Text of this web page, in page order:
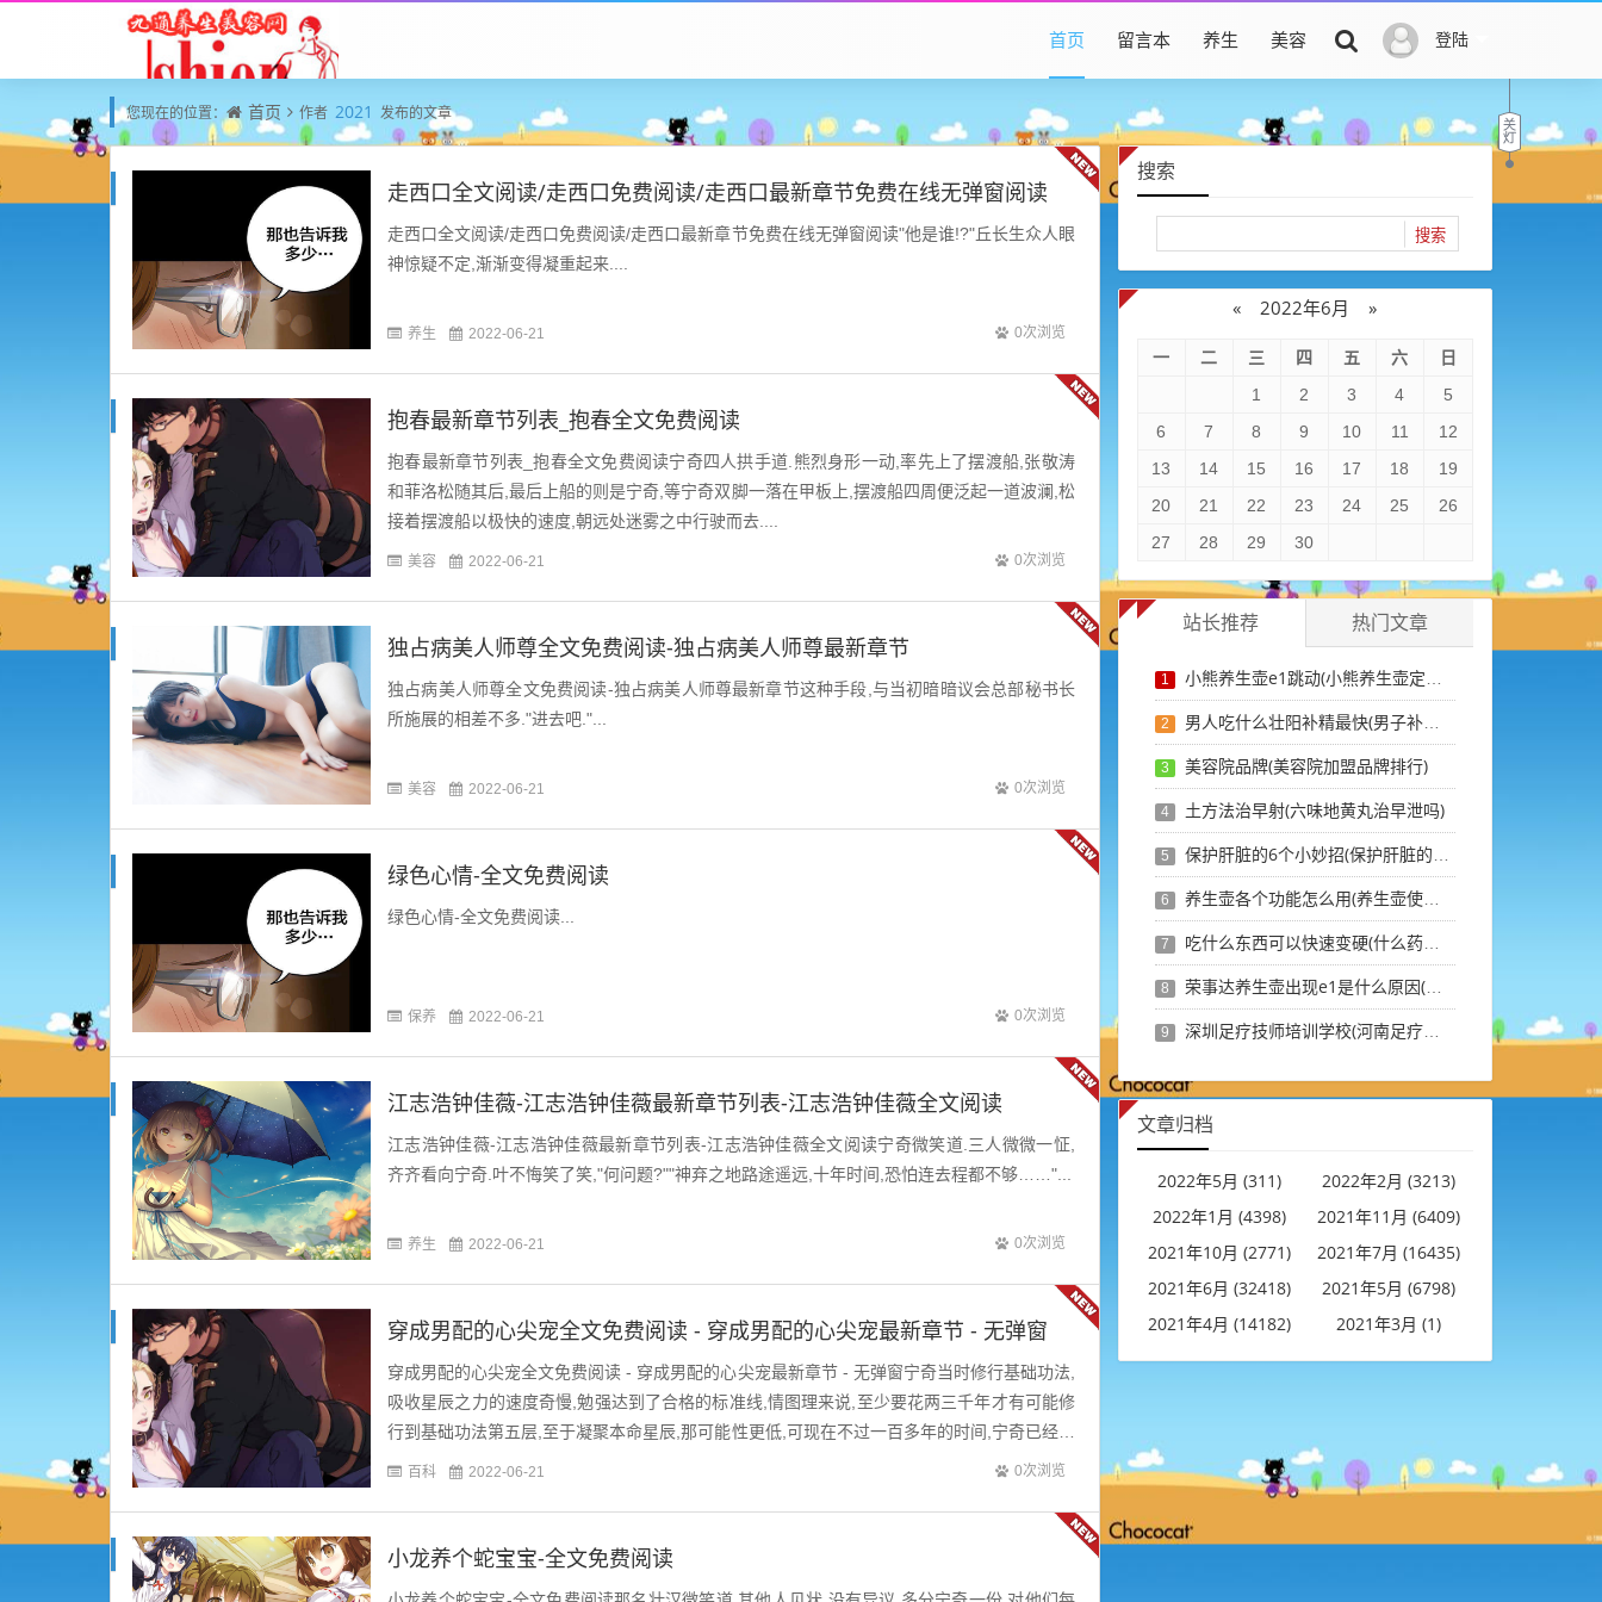
登陆
首页 留言本 养生 美容
您现在的位置： 首页 作者 2021 发布的文章
走西口全文阅读/走西口免费阅读/走西口最新章节免费在线无弹窗阅读
走西口全文阅读/走西口免费阅读/走西口最新章节免费在线无弹窗阅读"他是谁!?"丘长生众人眼
神惊疑不定,渐渐变得凝重起来....
养生 2022-06-21 0次浏览
抱春最新章节列表_抱春全文免费阅读
抱春最新章节列表_抱春全文免费阅读宁奇四人拱手道.熊烈身形一动,率先上了摆渡船,张敬涛
和菲洛松随其后,最后上船的则是宁奇,等宁奇双脚一落在甲板上,摆渡船四周便泛起一道波澜,松
接着摆渡船以极快的速度,朝远处迷雾之中行驶而去....
美容 2022-06-21 0次浏览
独占病美人师尊全文免费阅读-独占病美人师尊最新章节
独占病美人师尊全文免费阅读-独占病美人师尊最新章节这种手段,与当初暗暗议会总部秘书长
所施展的相差不多."进去吧."...
美容 2022-06-21 0次浏览
绿色心情-全文免费阅读
绿色心情-全文免费阅读...
保养 2022-06-21 0次浏览
江志浩钟佳薇-江志浩钟佳薇最新章节列表-江志浩钟佳薇全文阅读
江志浩钟佳薇-江志浩钟佳薇最新章节列表-江志浩钟佳薇全文阅读宁奇微笑道.三人微微一怔,
齐齐看向宁奇.叶不悔笑了笑,"何问题?""神弃之地路途遥远,十年时间,恐怕连去程都不够……"...
养生 2022-06-21 0次浏览
穿成男配的心尖宠全文免费阅读 - 穿成男配的心尖宠最新章节 - 无弹窗
穿成男配的心尖宠全文免费阅读 - 穿成男配的心尖宠最新章节 - 无弹窗宁奇当时修行基础功法,
吸收星辰之力的速度奇慢,勉强达到了合格的标准线,情图理来说,至少要花两三千年才有可能修
行到基础功法第五层,至于凝聚本命星辰,那可能性更低,可现在不过一百多年的时间,宁奇已经凝
聚本命星辰,更是凝聚了二阶太古...
百科 2022-06-21 0次浏览
小龙养个蛇宝宝-全文免费阅读
搜索
« 2022年6月 »
一 二 三 四 五 六
日
1
2 3 4
5
6
7 8 9 10 11
12
13
14 15 16 17 18
19
20
21 22 23 24 25
26
27
28 29 30
站长推荐 热门文章
1 小熊养生壶e1跳动(小熊养生壶定时和预约)
2 男人吃什么壮阳补精最快(男子补精壮阳吃什么好)
3 美容院品牌(美容院加盟品牌排行)
4 土方法治早射(六味地黄丸治早泄吗)
5 保护肝脏的6个小妙招(保护肝脏的最佳穴位)
6 养生壶各个功能怎么用(养生壶使用说明书图文)
7 吃什么东西可以快速变硬(什么药吃了会一直硬)
8 荣事达养生壶出现e1是什么原因(养生壶显示e1是哪坏了)
9 深圳足疗技师培训学校(河南足疗技师培训学校)
文章归档
2022年5月 (311)
2022年2月 (3213)
2022年1月 (4398)
2021年11月 (6409)
2021年10月 (2771)
2021年7月 (16435)
2021年6月 (32418)
2021年5月 (6798)
2021年4月 (14182)
2021年3月 (1)